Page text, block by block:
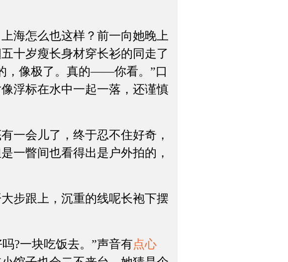
怎么也这样？前一向她晚上
十岁瘦长身材穿长衫的同走了
，像极了。真的——你看。”口
浮标在水中一起一落，还谨慎
会儿了，终于忍不住好奇，
一瞥间也看得出是户外拍的，
步跟上，沉重的线呢长袍下摆
一块吃饭去。”声音有点心